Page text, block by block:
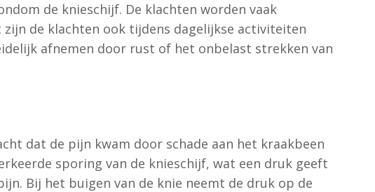
de knieschijf. De klachten worden vaak
de klachten ook tijdens dagelijkse activiteiten
afnemen door rust of het onbelast strekken van
dat de pijn kwam door schade aan het kraakbeen
sporing van de knieschijf, wat een druk geeft
Bij het buigen van de knie neemt de druk op de